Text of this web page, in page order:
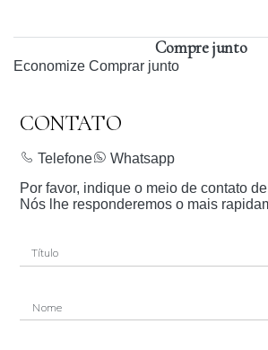
Compre junto
Economize Comprar junto
CONTATO
Telefone
Whatsapp
Por favor, indique o meio de contato
Nós lhe responderemos o mais
Nome